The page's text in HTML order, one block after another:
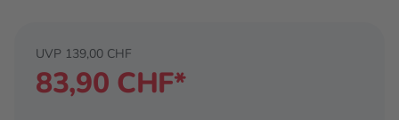
83,90 CHF*
UVP 139,00 CHF